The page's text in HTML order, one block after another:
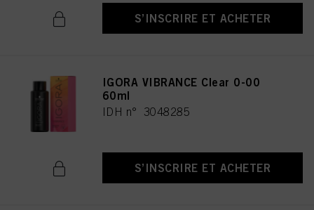
S’INSCRIRE ET ACHETER
IGORA VIBRANCE Clear 0-00
60ml
IDH n° 3048285
S’INSCRIRE ET ACHETER